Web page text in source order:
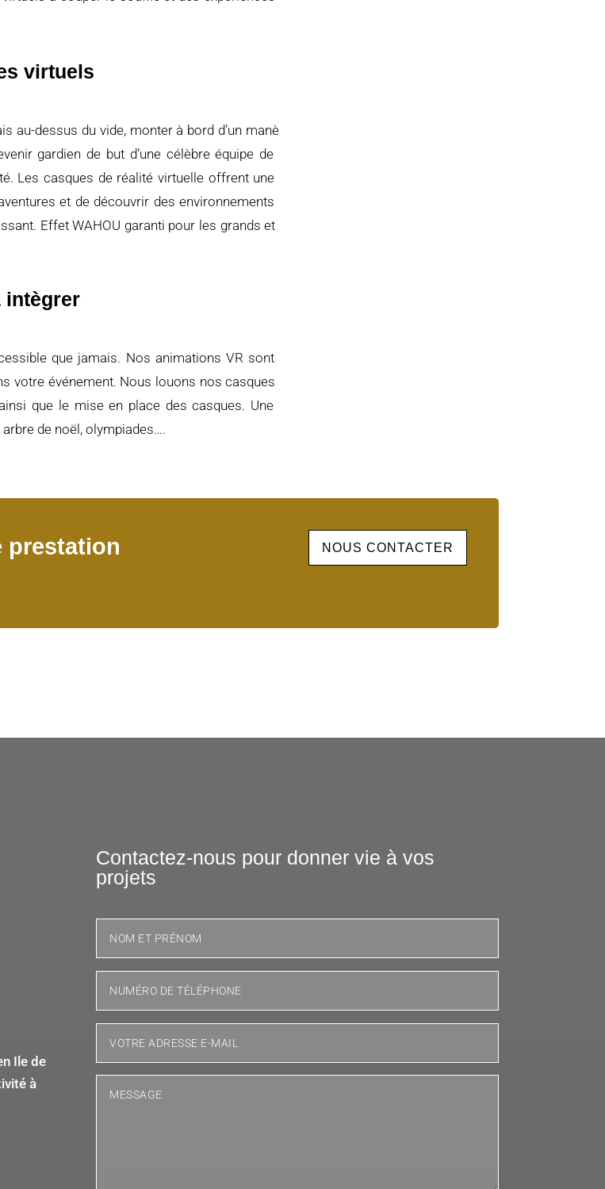
virtuels
au-dessus du vide, monter à bord d’un manè
gardien de but d’une célèbre équipe de
Les casques de réalité virtuelle offrent une
et de découvrir desenvironnements
EffetWAHOU garanti pour les grandset
intègrer
que jamais. Nos animations VR sont
votre événement. Nous louons noscasques
que le miseen place descasques. Une
arbre de noël,olympiades….
prestation NOUS CONTACTER
Ile de
à
Contactez-nous pour donner vie à vos
projets